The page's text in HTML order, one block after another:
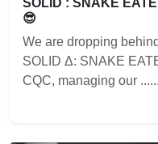
😎
We are dropping
SOLID Δ: SNAKE
CQC, managing our ......